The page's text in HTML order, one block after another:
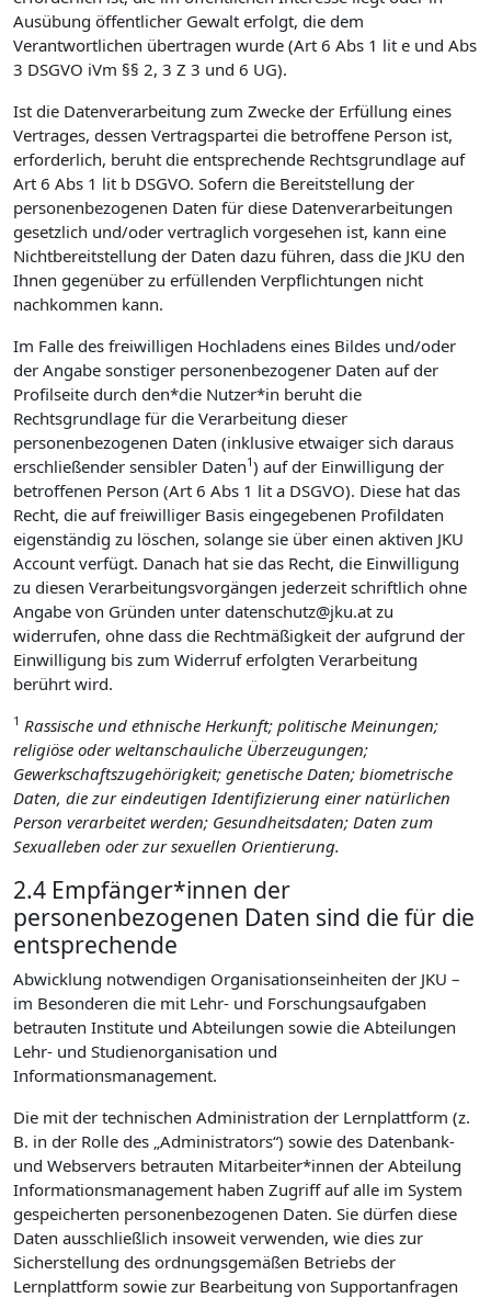
Ausübung öffentlicher Gewalt erfolgt, die dem
Verantwortlichen übertragen wurde (Art 6 Abs 1 lit e und Abs
3 DSGVO iVm §§ 2, 3 Z 3 und 6 UG).
Ist die Datenverarbeitung zum Zwecke der Erfüllung eines
Vertrages, dessen Vertragspartei die betroffene Person ist,
erforderlich, beruht die entsprechende Rechtsgrundlage auf
Art 6 Abs 1 lit b DSGVO. Sofern die Bereitstellung der
personenbezogenen Daten für diese Datenverarbeitungen
gesetzlich und/oder vertraglich vorgesehen ist, kann eine
Nichtbereitstellung der Daten dazu führen, dass die JKU den
Ihnen gegenüber zu erfüllenden Verpflichtungen nicht
nachkommen kann.
Im Falle des freiwilligen Hochladens eines Bildes und/oder
der Angabe sonstiger personenbezogener Daten auf der
Profilseite durch den*die Nutzer*in beruht die
Rechtsgrundlage für die Verarbeitung dieser
personenbezogenen Daten (inklusive etwaiger sich daraus
erschließender sensibler Daten1) auf der Einwilligung der
betroffenen Person (Art 6 Abs 1 lit a DSGVO). Diese hat das
Recht, die auf freiwilliger Basis eingegebenen Profildaten
eigenständig zu löschen, solange sie über einen aktiven JKU
Account verfügt. Danach hat sie das Recht, die Einwilligung
zu diesen Verarbeitungsvorgängen jederzeit schriftlich ohne
Angabe von Gründen unter datenschutz@jku.at zu
widerrufen, ohne dass die Rechtmäßigkeit der aufgrund der
Einwilligung bis zum Widerruf erfolgten Verarbeitung
berührt wird.
1 Rassische und ethnische Herkunft; politische Meinungen;
religiöse oder weltanschauliche Überzeugungen;
Gewerkschaftszugehörigkeit; genetische Daten; biometrische
Daten, die zur eindeutigen Identifizierung einer natürlichen
Person verarbeitet werden; Gesundheitsdaten; Daten zum
Sexualleben oder zur sexuellen Orientierung.
2.4 Empfänger*innen der
personenbezogenen Daten sind die für die
entsprechende
Abwicklung notwendigen Organisationseinheiten der JKU –
im Besonderen die mit Lehr- und Forschungsaufgaben
betrauten Institute und Abteilungen sowie die Abteilungen
Lehr- und Studienorganisation und
Informationsmanagement.
Die mit der technischen Administration der Lernplattform (z.
B. in der Rolle des „Administrators“) sowie des Datenbank-
und Webservers betrauten Mitarbeiter*innen der Abteilung
Informationsmanagement haben Zugriff auf alle im System
gespeicherten personenbezogenen Daten. Sie dürfen diese
Daten ausschließlich insoweit verwenden, wie dies zur
Sicherstellung des ordnungsgemäßen Betriebs der
Lernplattform sowie zur Bearbeitung von Supportanfragen